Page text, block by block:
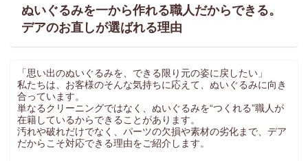
ご注文の流れ
FLOW
お客様の声
VOICE
よくある質問
Q & A
お問い合わせ
ぬいぐるみを一から作れる職人だからできる。
デアのお直しが選ばれる理由
「思い出のぬいぐるみを、できる限り元の姿に戻したい」
私たちは、お客様のそんな気持ちに応えて、ぬいぐるみに向き
合っています。
単なるクリーニングではなく、ぬいぐるみを“つくれる”職人が
在籍しているからできることがあります。
汚れや破れだけでなく、パーツの欠損や素材の劣化まで、デア
だからこそ対応できる理由をご紹介します。